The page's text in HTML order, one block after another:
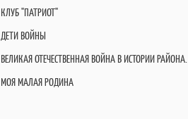
КЛУБ "ПАТРИОТ"
ДЕТИ ВОЙНЫ
ВЕЛИКАЯ ОТЕЧЕСТВЕННАЯ ВОЙНА В ИСТОРИИ РАЙОНА.
МОЯ МАЛАЯ РОДИНА